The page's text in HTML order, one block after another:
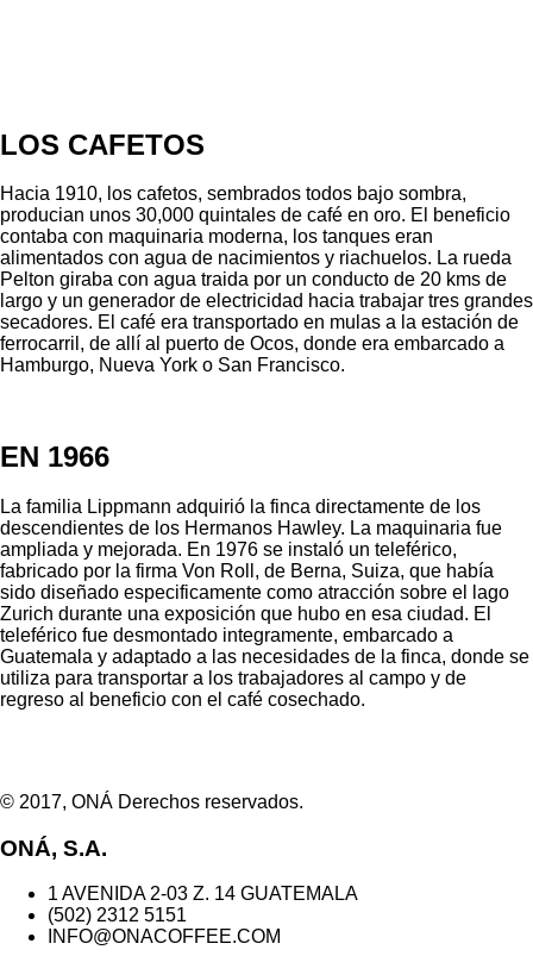
LOS CAFETOS
Hacia 1910, los cafetos, sembrados todos bajo sombra,
producian unos 30,000 quintales de café en oro. El beneficio
contaba con maquinaria moderna, los tanques eran
alimentados con agua de nacimientos y riachuelos. La rueda
Pelton giraba con agua traida por un conducto de 20 kms de
largo y un generador de electricidad hacia trabajar tres grandes
secadores. El café era transportado en mulas a la estación de
ferrocarril, de allí al puerto de Ocos, donde era embarcado a
Hamburgo, Nueva York o San Francisco.
EN 1966
La familia Lippmann adquirió la finca directamente de los
descendientes de los Hermanos Hawley. La maquinaria fue
ampliada y mejorada. En 1976 se instaló un teleférico,
fabricado por la firma Von Roll, de Berna, Suiza, que había
sido diseñado especificamente como atracción sobre el lago
Zurich durante una exposición que hubo en esa ciudad. El
teleférico fue desmontado integramente, embarcado a
Guatemala y adaptado a las necesidades de la finca, donde se
utiliza para transportar a los trabajadores al campo y de
regreso al beneficio con el café cosechado.
© 2017, ONÁ Derechos reservados.
ONÁ, S.A.
1 AVENIDA 2-03 Z. 14 GUATEMALA
(502) 2312 5151
INFO@ONACOFFEE.COM